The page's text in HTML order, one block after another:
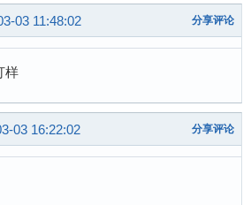
03 11:48:02 分享评论
样
03 16:22:02 分享评论